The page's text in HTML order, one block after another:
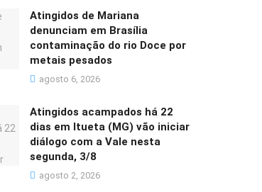
Atingidos de Mariana
denunciam em Brasília
contaminação do rio Doce por
metais pesados
agosto 6, 2026
Atingidos acampados há 22
dias em Itueta (MG) vão iniciar
diálogo com a Vale nesta
segunda, 3/8
agosto 2, 2026